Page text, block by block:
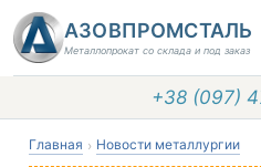
АЗОВПРОМСТАЛЬ
Металлопрокат со склада и под заказ
+38 (097)
Главная Новости металлургии